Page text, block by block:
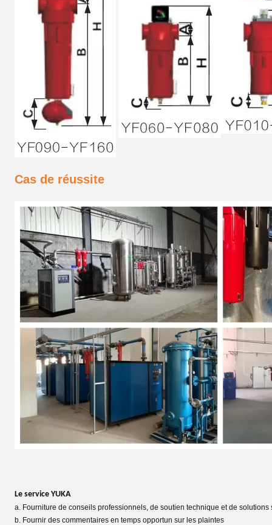
Cas de réussite
Le service YUKA
a. Fourniture de conseils professionnels, de soutien technique et de solutions
b. Fournir des commentaires en temps opportun sur les plaintes